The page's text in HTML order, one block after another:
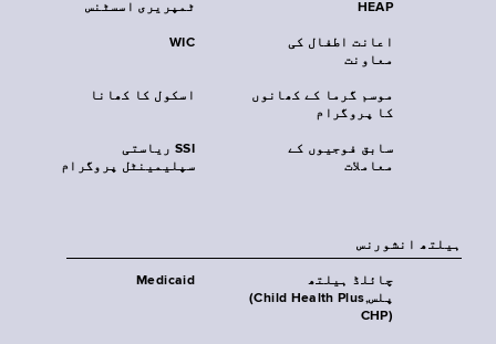
ٹمپریری اسسٹنس HEAP
WIC
اعانت اطفال کی
معاونت
اسکول کا کھانا
موسم گرما کے کھانوں
کا پروگرام
SSI ریاستی
سپلیمینٹل پروگرام
سابق فوجیوں کے
معاملات
‏ہیلتھ انشورنس
Medicaid
چائلڈ ہیلتھ
پلس‎(Child Health Plus,
CHP)‎